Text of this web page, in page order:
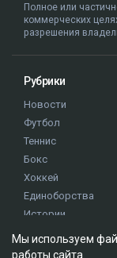
Полное или
коммерческих
разрешения
Рубрики
Новости
Футбол
Теннис
Бокс
Хоккей
Единоборства
Истории
Мы используем
работы сайта.